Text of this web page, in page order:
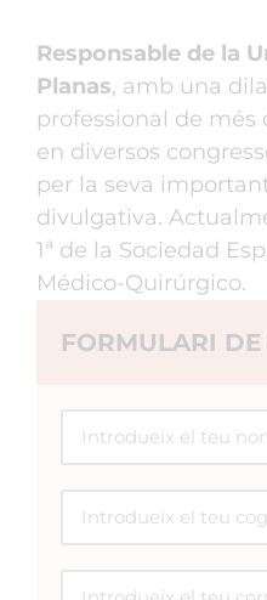
Responsable de la
Planas, amb una
professional de més
en diversos
per la seva
divulgativa.
1ª de la Sociedad
Médico-Quirúrgico.
FORMULARI DE